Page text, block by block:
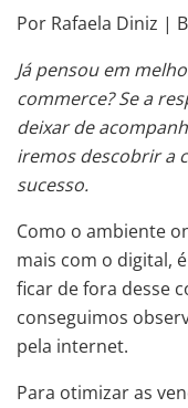
Por Rafaela Diniz |
Já pensou em
commerce? Se a
deixar de
iremos descobrir a
sucesso.
Como o ambiente
mais com o digital,
ficar de fora desse
conseguimos
pela internet.
Para otimizar as